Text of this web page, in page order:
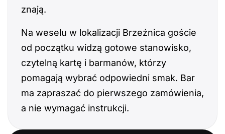
znają.
Na weselu w lokalizacji Brzeźnica goście
od początku widzą gotowe stanowisko,
czytelną kartę i barmanów, którzy
pomagają wybrać odpowiedni smak. Bar
ma zapraszać do pierwszego zamówienia,
a nie wymagać instrukcji.